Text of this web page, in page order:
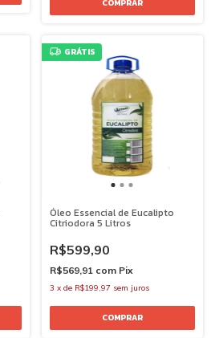
GRÁTIS
Óleo Essencial de Eucalipto
Citriodora 5 Litros
R$599,90
R$569,91 com Pix
3 x de R$199,97 sem juros